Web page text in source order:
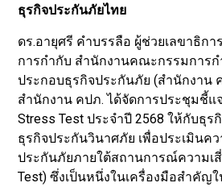
ธุรกิจประกันภัยไทย
ดร.อายุศรี คำบรรลือ ผู้ช่วยเลขาธิก
การกำกับ สำนักงานคณะกรรมการก
ประกอบธุรกิจประกันภัย (สำนักงาน ค
สำนักงาน คปภ. ได้จัดการประชุมชี้แ
Stress Test ประจำปี 2568 ให้กับธุร
ธุรกิจประกันวินาศภัย เพื่อประเมินค
ประกันภัยภายใต้สถานการณ์ความเสี่
Test) ซึ่งเป็นหนึ่งในเครื่องมือสำคัญ